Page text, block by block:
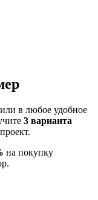
в любое удобное
3 варианта
на покупку